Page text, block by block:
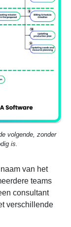
volgende, zonder
is.
van het
teams
consultant
verschillende